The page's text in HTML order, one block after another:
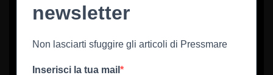
newsletter
Non lasciarti sfuggire gli articoli di Pressmare
Inserisci la tua mail